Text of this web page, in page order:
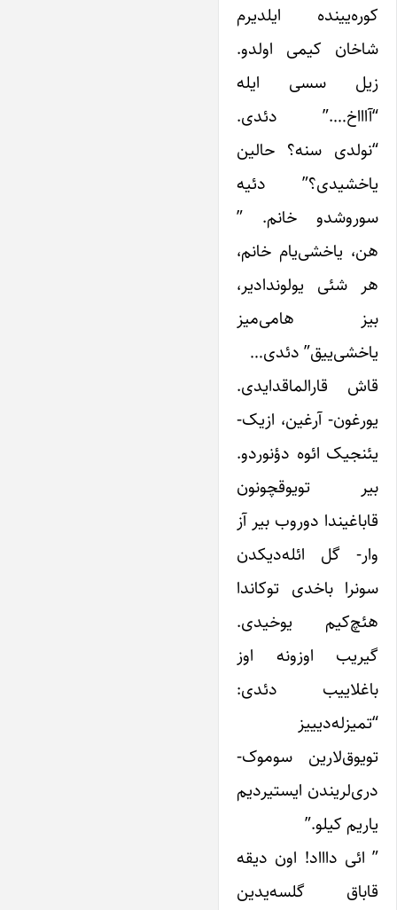
کوره‌یینده ایلدیرم
شاخان کیمی اولدو.
زیل سسی ایله
“آاااخ….” دئدی.
“نولدی سنه؟ حالین
یاخشیدی؟” دئیه
سوروشدو خانم. ”
هن، یاخشی‌یام خانم،
هر شئی یولوندادیر،
بیز هامی‌میز
یاخشی‌ییق” دئدی…
قاش قارالماقدایدی.
یورغون- آرغین، ازیک-
یئنجیک ائوه دؤنوردو.
بیر تویوقچونون
قاباغیندا دوروب بیر آز
وار- گل ائله‌دیکدن
سونرا باخدی توکاندا
هئچ‌کیم یوخیدی.
گیریب اوزونه اوز
باغلاییب دئدی:
“تمیزله‌دیییز
تویوق‌لارین سوموک-
دری‌لریندن ایستیردیم
یاریم کیلو.”
” ائی داااد! اون دیقه
قاباق گلسه‌یدین